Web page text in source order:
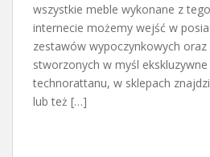
wszystkie meble wykonane z
internecie możemy wejść w
zestawów wypoczynkowych
stworzonych w myśl
technorattanu, w sklepach
lub też […]